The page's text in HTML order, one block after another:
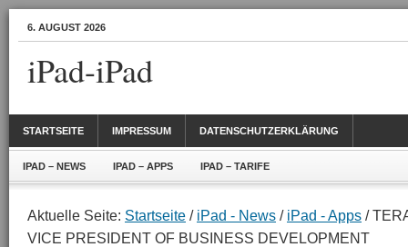
6. AUGUST 2026
iPad-iPad
STARTSEITE IMPRESSUM DATENSCHUTZERKLÄRUNG
IPAD – NEWS IPAD – APPS IPAD – TARIFE
Aktuelle Seite: Startseite / iPad - News / iPad - Apps /
VICE PRESIDENT OF BUSINESS DEVELOPMENT